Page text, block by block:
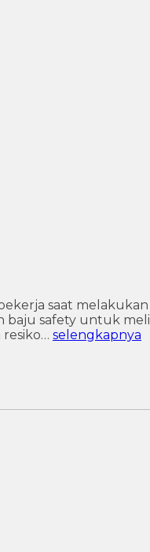
saat
safety untuk
resiko… selengkapnya